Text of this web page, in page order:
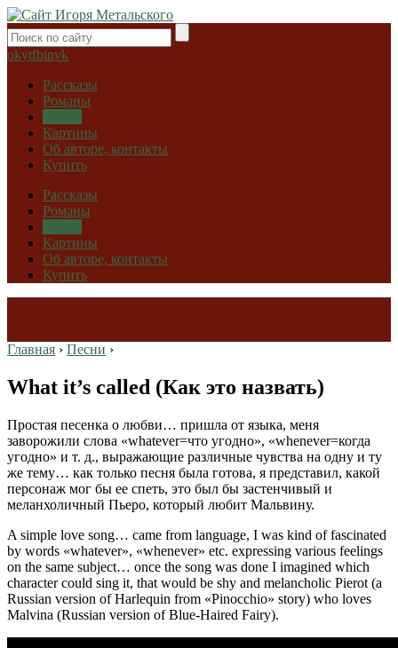
okytfbinvk
Рассказы
Романы
Картины
Об авторе, контакты
Купить
Рассказы
Романы
Картины
Об авторе, контакты
Купить
Главная › Песни ›
What it’s called (Как это назвать)
Простая песенка о любви… пришла от языка, меня
заворожили слова «whatever=что угодно», «whenever=когда
угодно» и т. д., выражающие различные чувства на одну и ту
же тему… как только песня была готова, я представил, какой
персонаж мог бы ее спеть, это был бы застенчивый и
меланхоличный Пьеро, который любит Мальвину.
A simple love song… came from language, I was kind of fascinated
by words «whatever», «whenever» etc. expressing various feelings
on the same subject… once the song was done I imagined which
character could sing it, that would be shy and melancholic Pierot (a
Russian version of Harlequin from «Pinocchio» story) who loves
Malvina (Russian version of Blue-Haired Fairy).